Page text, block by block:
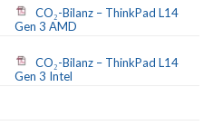
CO₂-Bilanz – ThinkPad L14
Gen 3 AMD
CO₂-Bilanz – ThinkPad L14
Gen 3 Intel